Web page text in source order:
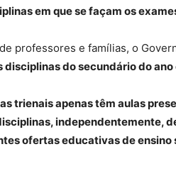
em que se façam os
professores e famílias, o
do secundário do
trienais apenas têm aulas
independentemente,
ofertas educativas de